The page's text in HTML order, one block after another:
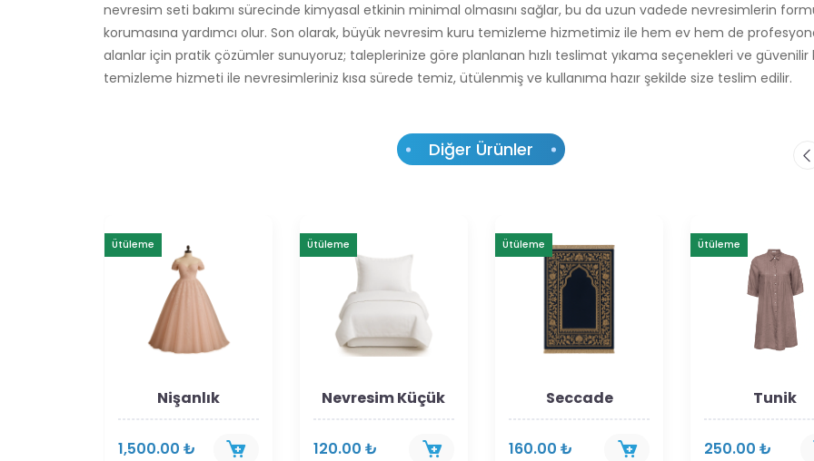
nevresim seti bakımı sürecinde kimyasal etkinin minimal olmasını sağlar, bu da uzun vadede nevresimlerin
korumasına yardımcı olur. Son olarak, büyük nevresim kuru temizleme hizmetimiz ile hem ev hem de
alanlar için pratik çözümler sunuyoruz; taleplerinize göre planlanan hızlı teslimat yıkama seçenekleri ve güvenilir
temizleme hizmeti ile nevresimleriniz kısa sürede temiz, ütülenmiş ve kullanıma hazır şekilde size teslim edilir.
Diğer Ürünler
Ütüleme
Nişanlık
1,500.00 ₺
Ütüleme
Nevresim Küçük
120.00 ₺
Ütüleme
Seccade
160.00 ₺
Ütüleme
Tunik
250.00 ₺